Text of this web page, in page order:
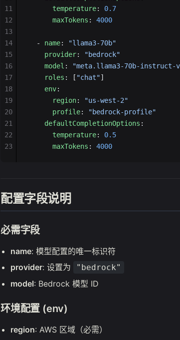
      temperature
: 0.7
      maxTokens
: 4000
  -
name:
"llama3-70b"
    provider
:
"bedrock"
    model
:
"meta.llama3-70b-instruct-
    roles
: [ "chat"]
    env
:
      region
:
"us-west-2"
      profile
:
"bedrock-profile"
    defaultCompletionOptions
:
      temperature
: 0.5
      maxTokens
: 4000
11
12
13
14
15
16
17
18
19
20
21
22
23
配置字段说明
必需字段
name: 模型配置的唯一标识符
provider: 设置为 "bedrock"
model: Bedrock 模型 ID
环境配置 (env)
region: AWS 区域（必需）